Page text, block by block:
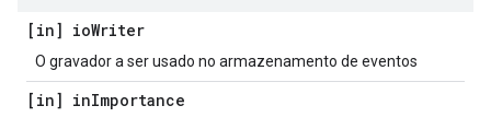
[in] ioWriter
O gravador a ser usado no armazenamento de eventos
[in] inImportance